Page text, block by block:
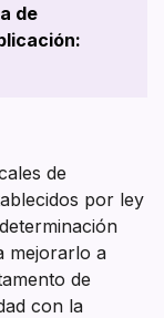
de
de
por ley
mejorarlo a
de
con la